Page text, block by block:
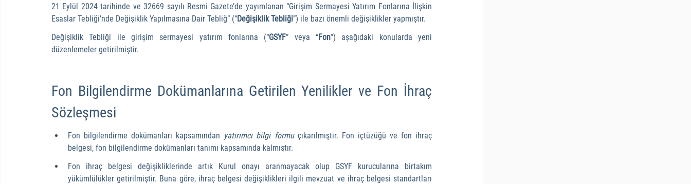
21 Eylül 2024 tarihinde ve 32669 sayılı Resmi Gazete’de yayımlanan “Girişim Sermayesi Yatırım Fonlarına İlişkin
Esaslar Tebliği’nde Değişiklik Yapılmasına Dair Tebliğ” (“Değişiklik Tebliği”) ile bazı önemli değişiklikler yapmıştır.
Değişiklik Tebliği ile girişim sermayesi yatırım fonlarına (“GSYF” veya “Fon”) aşağıdaki konularda yeni
düzenlemeler getirilmiştir.
Fon Bilgilendirme Dokümanlarına Getirilen Yenilikler ve Fon İhraç
Sözleşmesi
Fon bilgilendirme dokümanları kapsamından yatırımcı bilgi formu çıkarılmıştır. Fon içtüzüğü ve fon ihraç
belgesi, fon bilgilendirme dokümanları tanımı kapsamında kalmıştır.
Fon ihraç belgesi değişikliklerinde artık Kurul onayı aranmayacak olup GSYF kurucularına birtakım
yükümlülükler getirilmiştir. Buna göre, ihraç belgesi değişiklikleri ilgili mevzuat ve ihraç belgesi standartları